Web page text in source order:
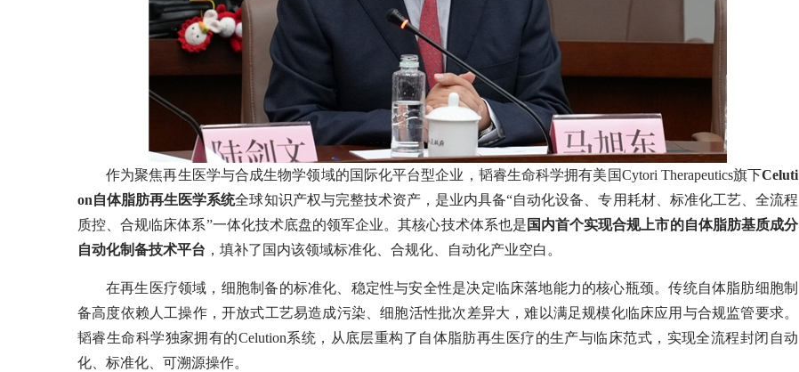
作为聚焦再生医学与合成生物学领域的国际化平台型企业，韬睿生命科学拥有美国Cytori Therapeutics旗下Celuti
on自体脂肪再生医学系统全球知识产权与完整技术资产，是业内具备“自动化设备、专用耗材、标准化工艺、全流程
质控、合规临床体系”一体化技术底盘的领军企业。其核心技术体系也是 国内首个实现合规上市的自体脂肪基质成分
自动化制备技术平台 ，填补了国内该领域标准化、合规化、自动化产业空白。
在再生医疗领域，细胞制备的标准化、稳定性与安全性是决定临床落地能力的核心瓶颈。传统自体脂肪细胞制
备高度依赖人工操作，开放式工艺易造成污染、细胞活性批次差异大，难以满足规模化临床应用与合规监管要求。
韬睿生命科学独家拥有的Celution系统，从底层重构了自体脂肪再生医疗的生产与临床范式，实现全流程封闭自动
化、标准化、可溯源操作。